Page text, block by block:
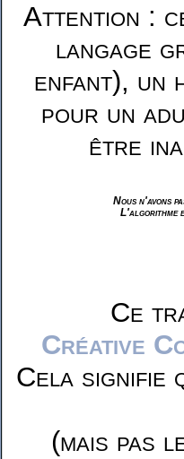
Attention :
langage
enfant), un
pour un
être
Nous n'avons
L'algorithme
Ce
Créative
Cela signifie
(mais pas